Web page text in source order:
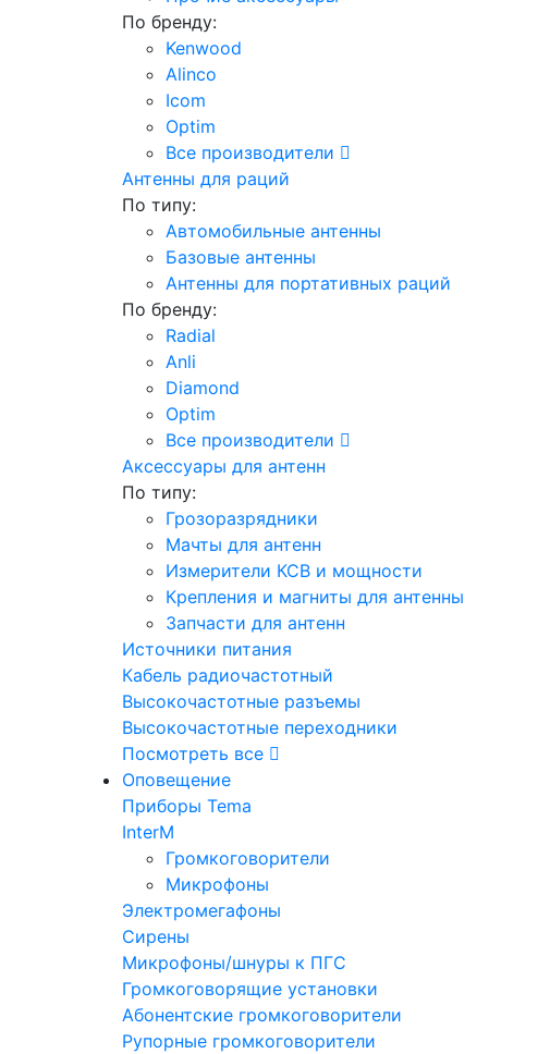
По бренду:
Kenwood
Alinco
Icom
Optim
Все производители
Антенны для раций
По типу:
Автомобильные антенны
Базовые антенны
Антенны для портативных раций
По бренду:
Radial
Anli
Diamond
Optim
Все производители
Аксессуары для антенн
По типу:
Грозоразрядники
Мачты для антенн
Измерители КСВ и мощности
Крепления и магниты для антенны
Запчасти для антенн
Источники питания
Кабель радиочастотный
Высокочастотные разъемы
Высокочастотные переходники
Посмотреть все
Оповещение
Приборы Tema
InterM
Громкоговорители
Микрофоны
Электромегафоны
Сирены
Микрофоны/шнуры к ПГС
Громкоговорящие установки
Абонентские громкоговорители
Рупорные громкоговорители